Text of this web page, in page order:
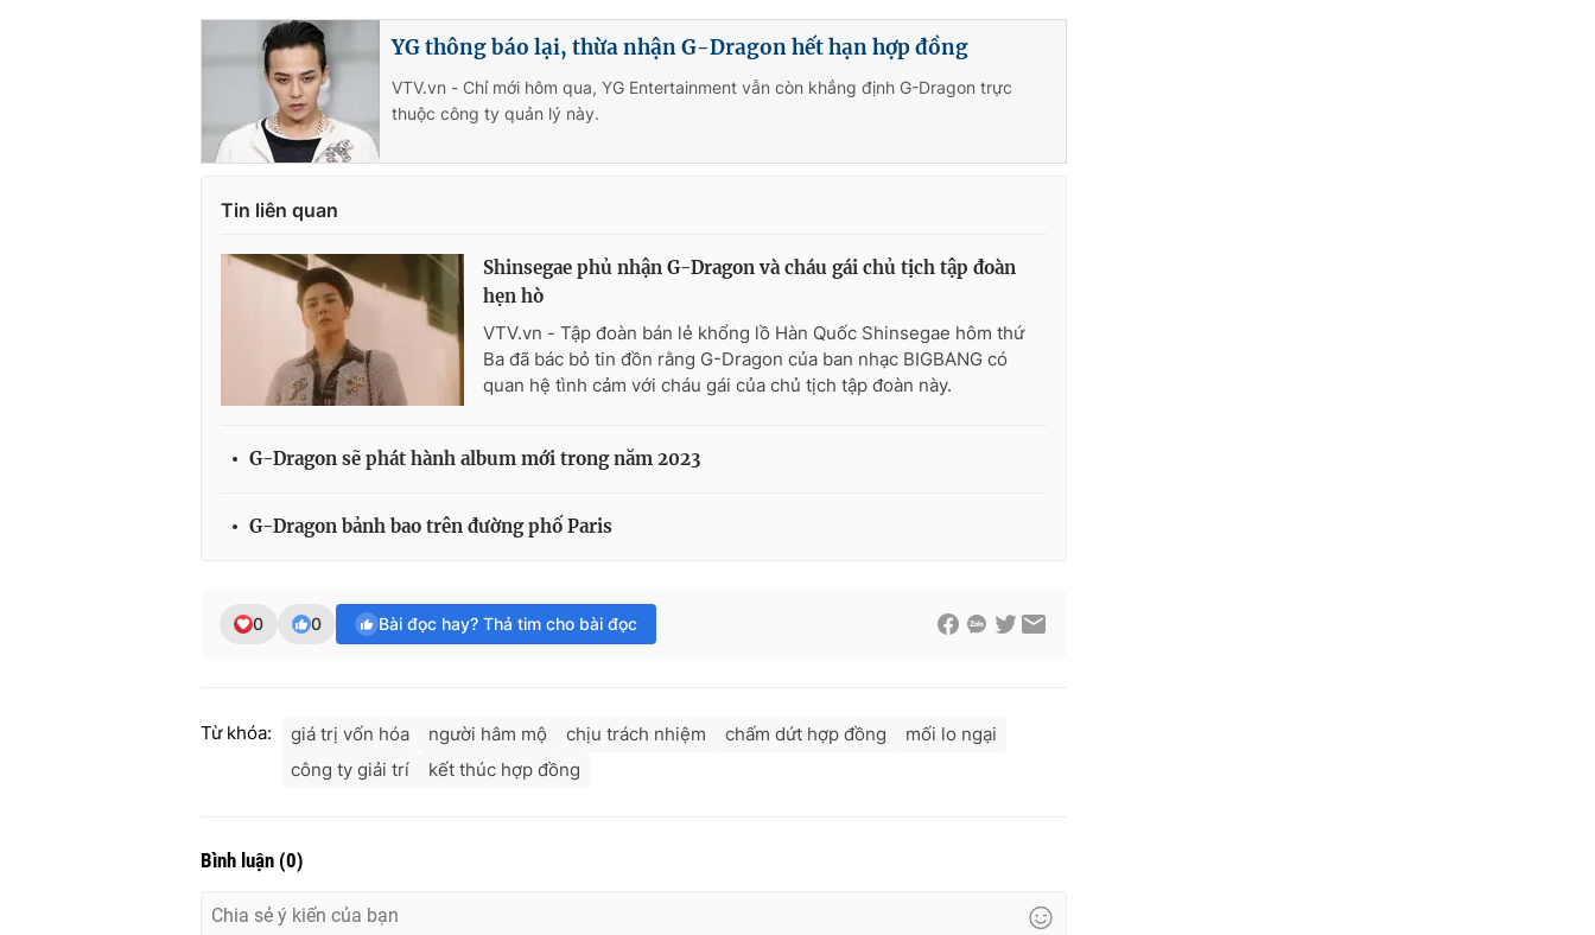
YG thông báo lại, thừa nhận G-Dragon hết hạn hợp đồng
VTV.vn - Chỉ mới hôm qua, YG Entertainment vẫn còn khẳng định G-Dragon trực
thuộc công ty quản lý này.
Tin liên quan
Shinsegae phủ nhận G-Dragon và cháu gái chủ tịch tập đoàn
hẹn hò
VTV.vn - Tập đoàn bán lẻ khổng lồ Hàn Quốc Shinsegae hôm thứ
Ba đã bác bỏ tin đồn rằng G-Dragon của ban nhạc BIGBANG có
quan hệ tình cảm với cháu gái của chủ tịch tập đoàn này.
G-Dragon sẽ phát hành album mới trong năm 2023
G-Dragon bảnh bao trên đường phố Paris
0 0 Bài đọc hay? Thả tim cho bài đọc
Từ khóa: giá trị vốn hóa người hâm mộ chịu trách nhiệm chấm dứt hợp đồng
mối lo ngại
công ty giải trí
kết thúc hợp đồng
Bình luận (0)